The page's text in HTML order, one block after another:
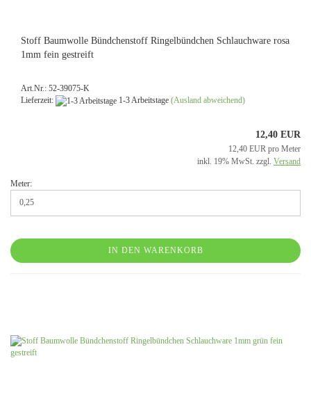
Stoff Baumwolle Bündchenstoff Ringelbündchen Schlauchware rosa
1mm fein gestreift
Art.Nr.: 52-39075-K
Lieferzeit:
1-3 Arbeitstage (Ausland abweichend)
12,40 EUR
12,40 EUR pro Meter
inkl. 19% MwSt. zzgl. Versand
Meter:
IN DEN WARENKORB